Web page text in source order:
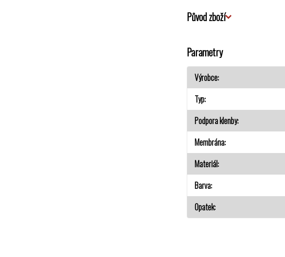
Původ zboží
Parametry
Výrobce
Typ
Podpora klenby
Membrána
Materiál
Barva
Opatek